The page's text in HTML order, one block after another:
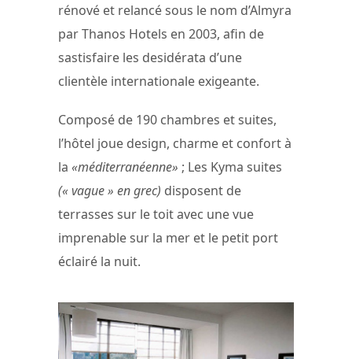
rénové et relancé sous le nom d’Almyra
par Thanos Hotels en 2003, afin de
sastisfaire les desidérata d’une
clientèle internationale exigeante.
Composé de 190 chambres et suites,
l’hôtel joue design, charme et confort à
la «méditerranéenne» ; Les Kyma suites
(« vague » en grec) disposent de
terrasses sur le toit avec une vue
imprenable sur la mer et le petit port
éclairé la nuit.